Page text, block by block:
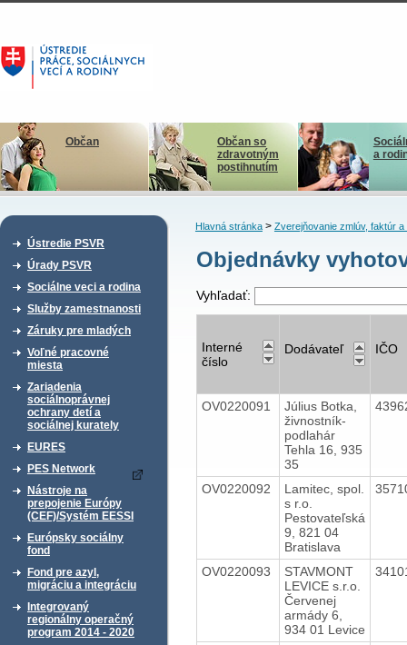
Občan
Občan so
zdravotným
postihnutím
a
Ústredie PSVR
Úrady PSVR
Sociálne veci a rodina
Služby zamestnanosti
Záruky pre mladých
Voľné pracovné
miesta
Zariadenia
sociálnoprávnej
ochrany detí a
sociálnej kurately
EURES
PES Network
Nástroje na
prepojenie Európy
(CEF)/Systém EESSI
Európsky sociálny
fond
Fond pre azyl,
migráciu a integráciu
Integrovaný
regionálny operačný
program 2014 - 2020
Hlavná stránka> Zverejňovanie zmlúv, faktúr a
Objednávky
Vyhľadať:
Interné
číslo
Dodávateľ IČO
OV0220091
Július Botka,
živnostník-
podlahár
Tehla 16, 935
35
OV0220092
Lamitec, spol.
s r.o.
Pestovateľská
9, 821 04
Bratislava
OV0220093
STAVMONT
LEVICE s.r.o.
Červenej
armády 6,
934 01 Levice